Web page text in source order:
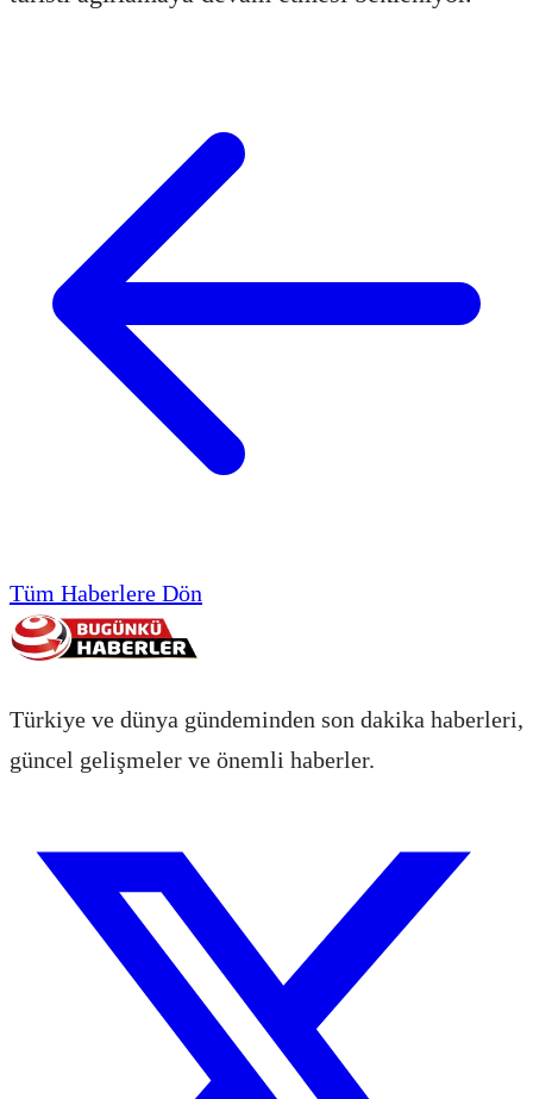
Tüm Haberlere Dön
Türkiye ve dünya gündeminden son dakika haberleri,
güncel gelişmeler ve önemli haberler.